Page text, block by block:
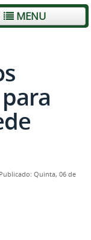
MENU
Publicado: Quinta, 06 de